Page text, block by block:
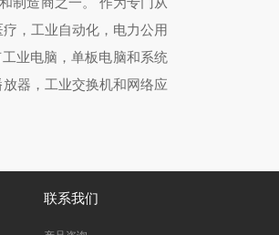
，工业自动化，电力公用
业电脑，单板电脑和系统
器，工业交换机和网络应
联系我们